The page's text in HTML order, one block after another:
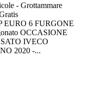
- Grottammare
EURO 6 FURGONE
OCCASIONE
IVECO
2020 -...